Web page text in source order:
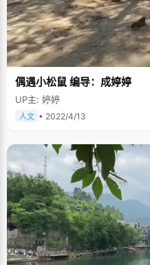
偶遇小松鼠 编导：成婷婷
UP主: 婷婷
人文 • 2022/4/13